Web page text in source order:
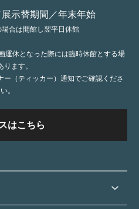
展示替期間／年末年始
合は開館し翌平日休館
運休となった際には臨時休館とする場
ります。
（ティッカー）通知でご確認くださ
い。
はこちら